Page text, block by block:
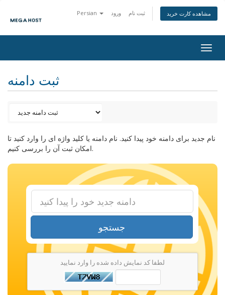
Persian ورود ثبت نام مشاهده کارت خرید
ثبت دامنه
نام جدید برای دامنه خود پیدا کنید. نام دامنه یا کلید واژه ای را وارد کنید تا
امکان ثبت آن را بررسی کنیم.
جستجو
لطفا کد نمایش داده شده را وارد نمایید